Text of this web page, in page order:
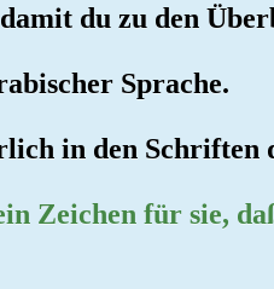
du zu den
Sprache.
in den
Zeichen für sie,